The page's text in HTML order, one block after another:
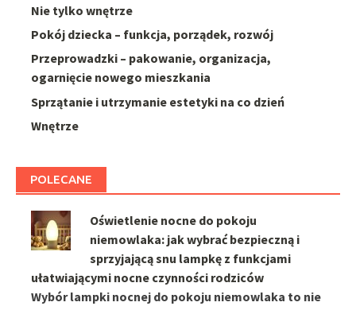
Nie tylko wnętrze
Pokój dziecka – funkcja, porządek, rozwój
Przeprowadzki – pakowanie, organizacja,
ogarnięcie nowego mieszkania
Sprzątanie i utrzymanie estetyki na co dzień
Wnętrze
POLECANE
Oświetlenie nocne do pokoju
niemowlaka: jak wybrać bezpieczną i
sprzyjającą snu lampkę z funkcjami
ułatwiającymi nocne czynności rodziców
Wybór lampki nocnej do pokoju niemowlaka to nie